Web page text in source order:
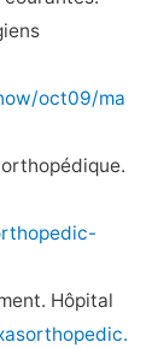
oct09/ma
Hôpital